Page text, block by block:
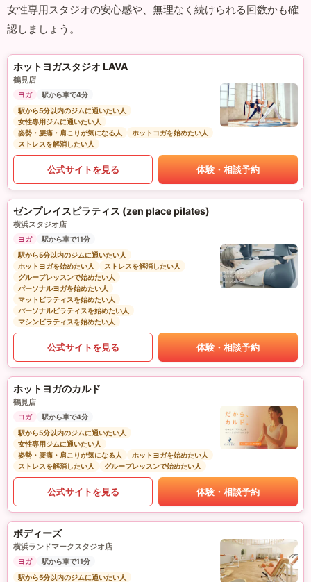
女性専用スタジオの安心感や、無理なく続けられる回数かも確
認しましょう。
ホットヨガスタジオ LAVA
鶴見店
ヨガ
駅から車で4分
駅から5分以内のジムに通いたい人
女性専用ジムに通いたい人
姿勢・腰痛・肩こりが気になる人
ホットヨガを始めたい人
ストレスを解消したい人
公式サイトを見る 体験・相談予約
ゼンプレイスピラティス (zen place pilates)
横浜スタジオ店
ヨガ
駅から車で11分
駅から5分以内のジムに通いたい人
ホットヨガを始めたい人
ストレスを解消したい人
グループレッスンで始めたい人
パーソナルヨガを始めたい人
マットピラティスを始めたい人
パーソナルピラティスを始めたい人
マシンピラティスを始めたい人
公式サイトを見る 体験・相談予約
ホットヨガのカルド
鶴見店
ヨガ
駅から車で4分
駅から5分以内のジムに通いたい人
女性専用ジムに通いたい人
姿勢・腰痛・肩こりが気になる人
ホットヨガを始めたい人
ストレスを解消したい人
グループレッスンで始めたい人
公式サイトを見る 体験・相談予約
ボディーズ
横浜ランドマークスタジオ店
ヨガ
駅から車で11分
駅から5分以内のジムに通いたい人